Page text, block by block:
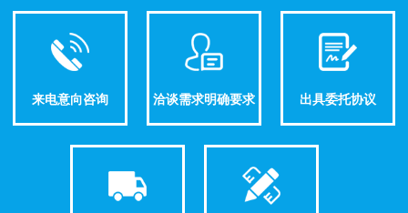
来电意向咨询 洽谈需求明确要求 出具委托协议